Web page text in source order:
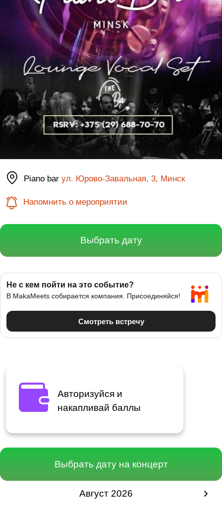
Piano barул. Юрово-Завальная, 3, Минск
Напомнить о мероприятии
Выбрать дату
Авторизуйся и
накапливай баллы
Выбрать дату на концерт
Расписание мероприятия в Минске
Август 2026